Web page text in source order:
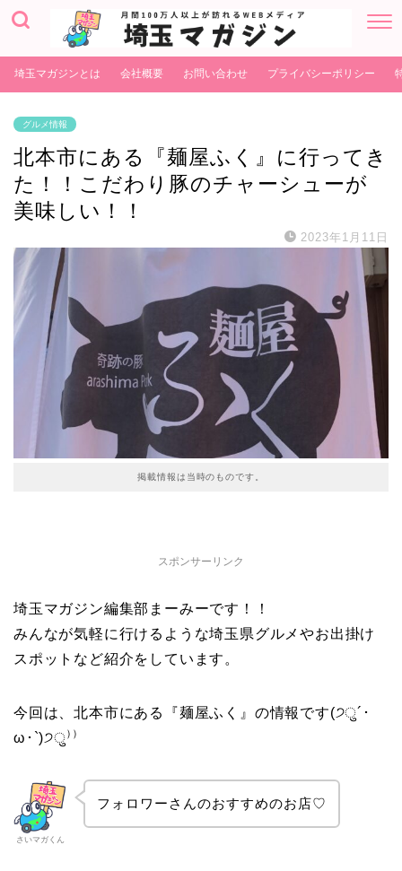
埼玉マガジンとは 会社概要 お問い合わせ プライバシーポリシー
グルメ情報
北本市にある『麺屋ふく』に行ってき
た！！こだわり豚のチャーシューが
美味しい！！
2023年1月11日
掲載情報は当時のものです。
スポンサーリンク
埼玉マガジン編集部まーみーです！！
みんなが気軽に行けるような埼玉県グルメやお出掛け
スポットなど紹介をしています。
今回は、北本市にある『麺屋ふく』の情報です(੭ु´･
ω･`)੭ु⁾⁾
さいマガくん
フォロワーさんのおすすめのお店♡